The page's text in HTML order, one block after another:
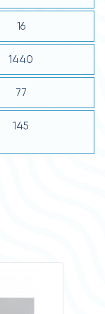
16
1440
77
145